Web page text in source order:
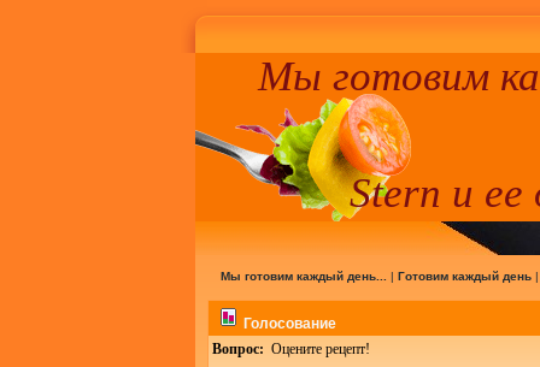
Мы готовим
Stern и ее
Мы готовим каждый день... | Готовим каждый день
Голосование
Вопрос: Оцените рецепт!